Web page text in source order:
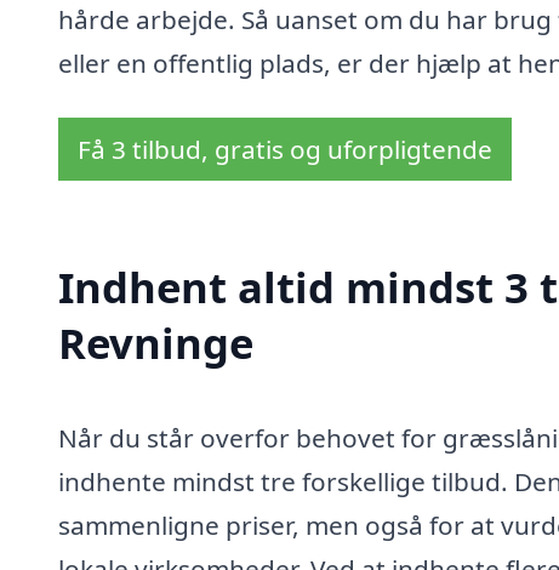
hårde arbejde. Så uanset om du har
eller en offentlig plads, er der hjælp at
Få 3 tilbud, gratis og uforpligtende
Indhent altid mindst 3
Revninge
Når du står overfor behovet for
indhente mindst tre forskellige tilbud.
sammenligne priser, men også for at